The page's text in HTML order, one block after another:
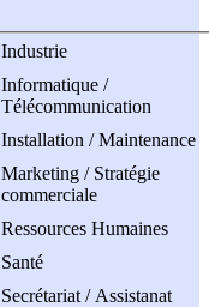
Industrie
Informatique /
Télécommunication
Installation / Maintenance
Marketing / Stratégie
commerciale
Ressources Humaines
Santé
Secrétariat / Assistanat